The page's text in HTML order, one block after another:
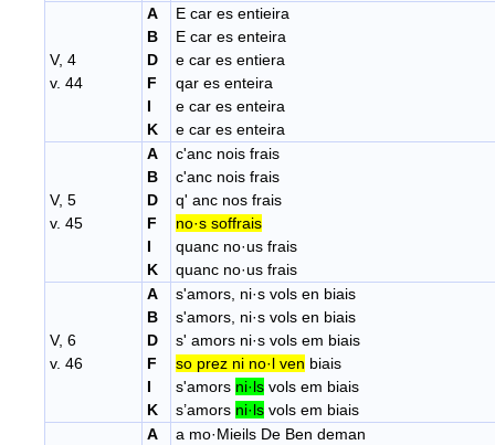
V, 4
v. 44
A
B
D
F
I
K
E car es entieira
E car es enteira
e car es entiera
qar es enteira
e car es enteira
e car es enteira
V, 5
v. 45
A
B
D
F
I
K
c'anc nois frais
c'anc nois frais
q' anc nos frais
no·s soffrais
quanc no·us frais
quanc no·us frais
V, 6
v. 46
A
B
D
F
I
K
s'amors, ni·s vols en biais
s'amors, ni·s vols en biais
s' amors ni·s vols em biais
so prez ni no·l ven biais
s'amors ni·ls vols em biais
s’amors ni·ls vols em biais
A
a mo·Mieils De Ben deman